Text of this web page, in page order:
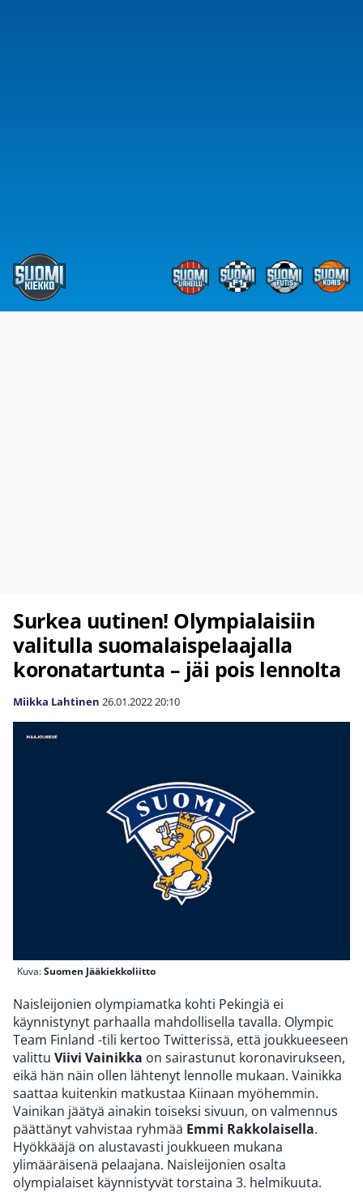
Surkea uutinen! Olympialaisiin
valitulla suomalaispelaajalla
koronatartunta – jäi pois lennolta
Miikka Lahtinen 26.01.202220:10
Kuva:Suomen Jääkiekkoliitto
Naisleijonien olympiamatka kohti Pekingiä ei
käynnistynyt parhaalla mahdollisella tavalla. Olympic
Team Finland -tili kertoo Twitterissä, että joukkueeseen
valittu Viivi Vainikka on sairastunut koronavirukseen,
eikä hän näin ollen lähtenyt lennolle mukaan. Vainikka
saattaa kuitenkin matkustaa Kiinaan myöhemmin.
Vainikan jäätyä ainakin toiseksi sivuun, on valmennus
päättänyt vahvistaa ryhmää Emmi Rakkolaisella.
Hyökkääjä on alustavasti joukkueen mukana
ylimääräisenä pelaajana. Naisleijonien osalta
olympialaiset käynnistyvät torstaina 3. helmikuuta.